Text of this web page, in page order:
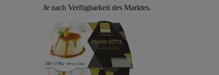
Je nach Verfügbarkeit des Marktes.